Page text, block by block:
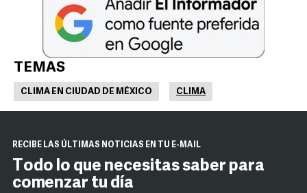
TEMAS
CLIMA EN CIUDAD DE MÉXICO CLIMA
RECIBE LAS ÚLTIMAS NOTICIAS EN TU E-MAIL
Todo lo que necesitas saber para
comenzar tu día